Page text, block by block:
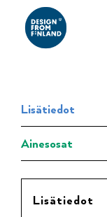
Lisätiedot
Ainesosat
Lisätiedot